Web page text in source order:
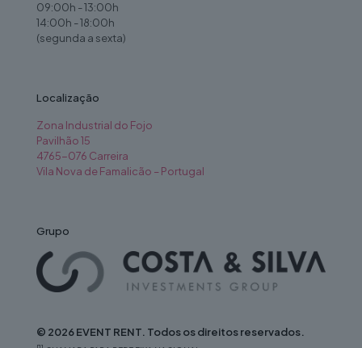
09:00h - 13:00h
14:00h - 18:00h
(segunda a sexta)
Localização
Zona Industrial do Fojo
Pavilhão 15
4765-076 Carreira
Vila Nova de Famalicão – Portugal
Grupo
© 2026 EVENT RENT. Todos os direitos reservados.